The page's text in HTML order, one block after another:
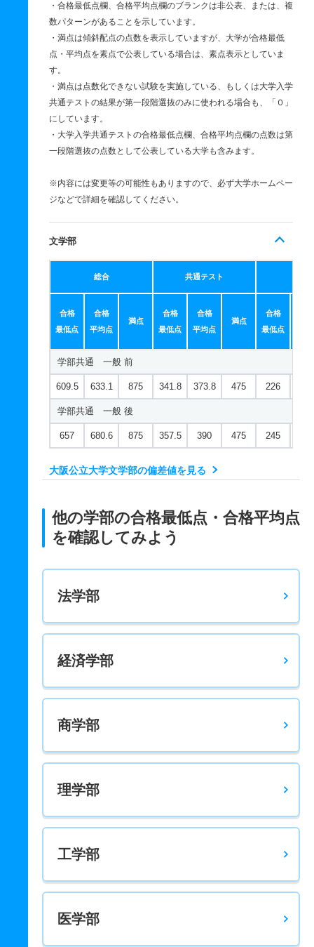
・合格最低点欄、合格平均点欄のブランクは非公表、または、複
数パターンがあることを示しています。
・満点は傾斜配点の点数を表示していますが、大学が合格最低
点・平均点を素点で公表している場合は、素点表示としていま
す。
・満点は点数化できない試験を実施している、もしくは大学入学
共通テストの結果が第一段階選抜のみに使われる場合も、「０」
にしています。
・大学入学共通テストの合格最低点欄、合格平均点欄の点数は第
一段階選抜の点数として公表している大学も含みます。
※内容には変更等の可能性もありますので、必ず大学ホームペー
ジなどで詳細を確認してください。
文学部
総合 共通テスト
合格
最低点
合格
平均点
満点
合格
最低点
合格
平均点
満点
合格
最低点
学部共通 一般 前
609.5 633.1 875 341.8 373.8 475 226
学部共通 一般 後
657 680.6 875 357.5 390 475 245
大阪公立大学文学部の偏差値を見る
他の学部の合格最低点・合格平均点
を確認してみよう
法学部
経済学部
商学部
理学部
工学部
医学部